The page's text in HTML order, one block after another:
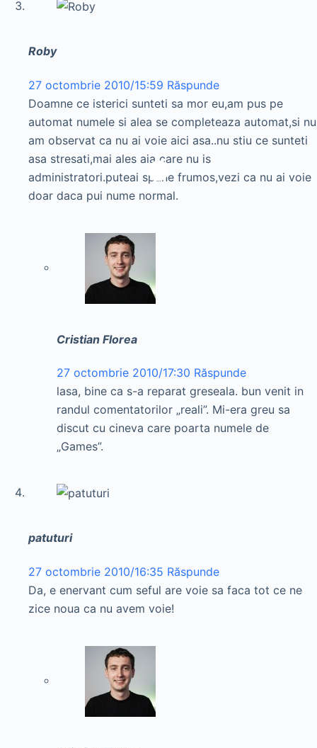
Roby
27 octombrie 2010/15:59 Răspunde
Doamne ce isterici sunteti sa mor eu,am pus pe
automat numele si alea se completeaza automat,si nu
am observat ca nu ai voie aici asa..nu stiu ce sunteti
asa stresati,mai ales aia care nu is
administratori.puteai spune frumos,vezi ca nu ai voie
doar daca pui nume normal.
Cristian Florea
27 octombrie 2010/17:30 Răspunde
lasa, bine ca s-a reparat greseala. bun venit in
randul comentatorilor „reali”. Mi-era greu sa
discut cu cineva care poarta numele de
„Games”.
patuturi
27 octombrie 2010/16:35 Răspunde
Da, e enervant cum seful are voie sa faca tot ce ne
zice noua ca nu avem voie!